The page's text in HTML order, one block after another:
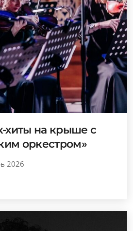
хиты на крыше с
оркестром»
2026